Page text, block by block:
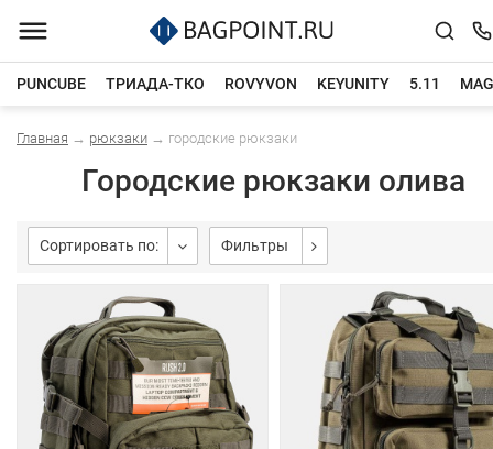
PUNCUBE ТРИАДА-ТКО ROVYVON KEYUNITY 5.11
Каталог товаров
Главная → рюкзаки → городские рюкзаки
Городские рюкзаки олива
Сортировать по: Фильтры